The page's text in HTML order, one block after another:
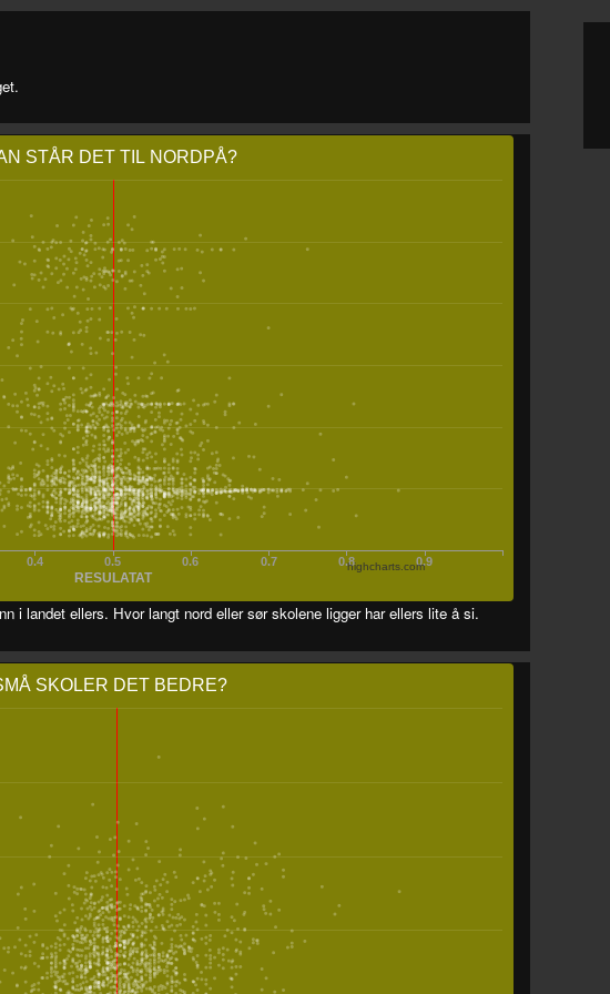
STÅR DET TIL NORDPÅ?
0.4 0.5 0.6 0.7 0.8 0.9
RESULATAT
highcharts.com
i landet ellers. Hvor langt nord eller sør skolene ligger har ellers lite å si.
SKOLER DET BEDRE?